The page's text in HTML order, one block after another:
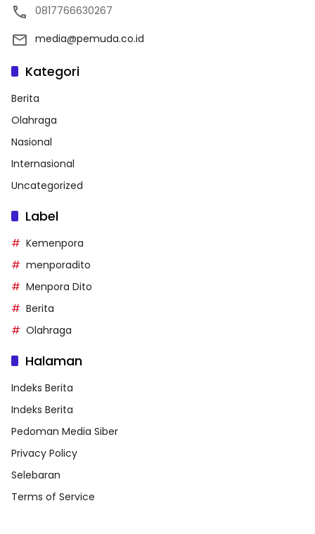
0817766630267
media@pemuda.co.id
Kategori
Berita
Olahraga
Nasional
Internasional
Uncategorized
Label
Kemenpora
menporadito
Menpora Dito
Berita
Olahraga
Halaman
Indeks Berita
Indeks Berita
Pedoman Media Siber
Privacy Policy
Selebaran
Terms of Service